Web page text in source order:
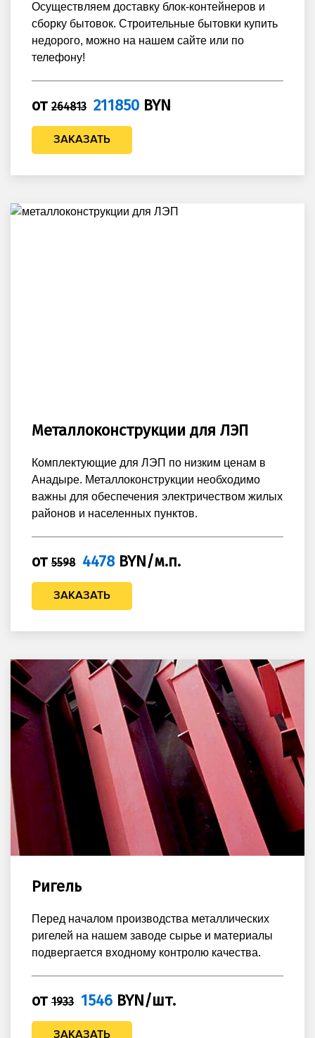
Осуществляем доставку блок-контейнеров и
сборку бытовок. Строительные бытовки купить
недорого, можно на нашем сайте или по
телефону!
от 264813 211850 BYN
ЗАКАЗАТЬ
Металлоконструкции для ЛЭП
Комплектующие для ЛЭП по низким ценам в
Анадыре. Металлоконструкции необходимо
важны для обеспечения электричеством жилых
районов и населенных пунктов.
от 5598 4478 BYN/м.п.
ЗАКАЗАТЬ
Ригель
Перед началом производства металлических
ригелей на нашем заводе сырье и материалы
подвергается входному контролю качества.
от 1933 1546 BYN/шт.
ЗАКАЗАТЬ